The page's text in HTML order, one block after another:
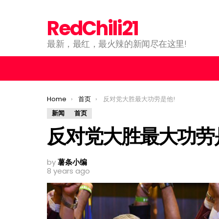
RedChili21
最新，最红，最火辣的新闻尽在这里!
You are here:
Home 首页
反对党大胜最大功劳是他!
新闻
首页
反对党大胜最大功
by薯条小编
8 years ago